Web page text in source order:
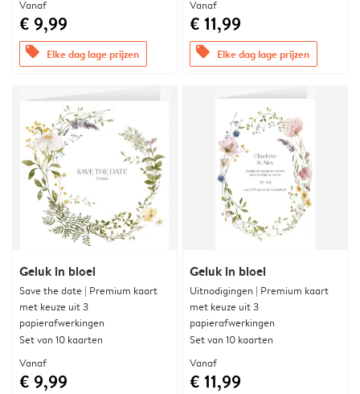
Vanaf
€ 9,99
offers Elke dag lage prijzen
Vanaf
€ 11,99
offers Elke dag lage prijzen
Geluk in bloei
Save the date | Premium kaart
met keuze uit 3
papierafwerkingen
Set van 10 kaarten
Vanaf
€ 9,99
Geluk in bloei
Uitnodigingen | Premium kaart
met keuze uit 3
papierafwerkingen
Set van 10 kaarten
Vanaf
€ 11,99